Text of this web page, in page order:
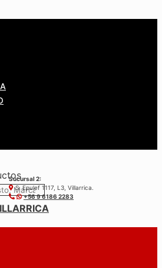
Sucursal 2:
S. Epulef 1117, L3, Villarrica.
+56 9 6186 2283